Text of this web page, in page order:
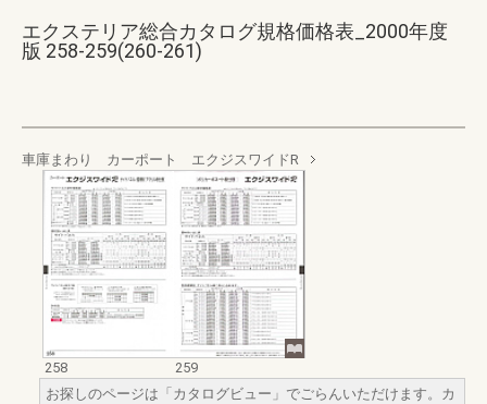
エクステリア総合カタログ規格価格表_2000年度
版 258-259(260-261)
車庫まわり カーポート エクジスワイドR
258
259
お探しのページは「カタログビュー」でごらんいただけます。カ